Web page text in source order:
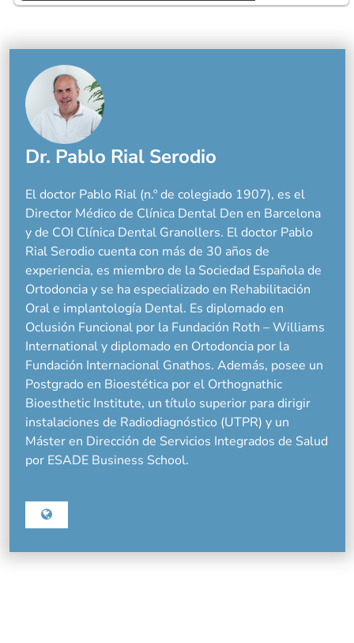
Dr. Pablo Rial Serodio
El doctor Pablo Rial (n.º de colegiado 1907), es el
Director Médico de Clínica Dental Den en Barcelona
y de COI Clínica Dental Granollers. El doctor Pablo
Rial Serodio cuenta con más de 30 años de
experiencia, es miembro de la Sociedad Española de
Ortodoncia y se ha especializado en Rehabilitación
Oral e implantología Dental. Es diplomado en
Oclusión Funcional por la Fundación Roth – Williams
International y diplomado en Ortodoncia por la
Fundación Internacional Gnathos. Además, posee un
Postgrado en Bioestética por el Orthognathic
Bioesthetic Institute, un título superior para dirigir
instalaciones de Radiodiagnóstico (UTPR) y un
Máster en Dirección de Servicios Integrados de Salud
por ESADE Business School.